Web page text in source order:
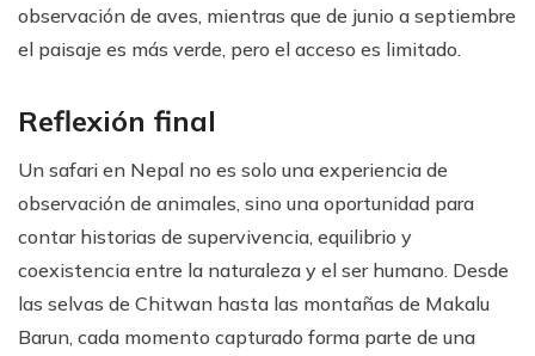
observación de aves, mientras que de junio a septiembre
el paisaje es más verde, pero el acceso es limitado.
Reflexión final
Un safari en Nepal no es solo una experiencia de
observación de animales, sino una oportunidad para
contar historias de supervivencia, equilibrio y
coexistencia entre la naturaleza y el ser humano. Desde
las selvas de Chitwan hasta las montañas de Makalu
Barun, cada momento capturado forma parte de una